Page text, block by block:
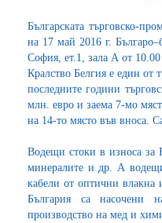
Българската търговско-
на 17 май 2016 г.
София, ет.1, зала А от 10.00
Кралство Белгия е един от
последните години
млн. евро и заема 7-мо
на 14-то място във вноса.
Водещи стоки в износа за
минералите и др. А
кабели от оптични влакна
България са насочени
производство на мед и